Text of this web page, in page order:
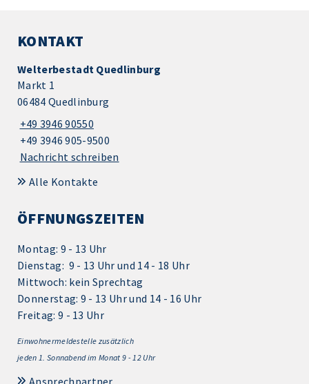
KONTAKT
Welterbestadt Quedlinburg
Markt 1
06484 Quedlinburg
+49 3946 90550
+49 3946 905-9500
Nachricht schreiben
Alle Kontakte
ÖFFNUNGSZEITEN
Montag: 9 - 13 Uhr
Dienstag: 9 - 13 Uhr und 14 - 18 Uhr
Mittwoch: kein Sprechtag
Donnerstag: 9 - 13 Uhr und 14 - 16 Uhr
Freitag: 9 - 13 Uhr
Einwohnermeldestelle zusätzlich
jeden 1. Sonnabend im Monat 9 - 12 Uhr
Ansprechpartner